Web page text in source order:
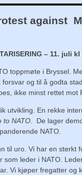
against
– 11. juli
toppmøte i Bryssel.
og til å godta
ikke minst rettet mot
utvikling. En rekke
to NATO.
De lager
NATO.
til uro. Vi har en sterkt
som leder i NATO.
Vi kjøper fregatter og